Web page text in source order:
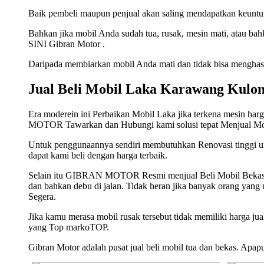
Baik pembeli maupun penjual akan saling mendapatkan
Bahkan jika mobil Anda sudah tua, rusak, mesin mati, atau
SINI Gibran Motor .
Daripada membiarkan mobil Anda mati dan tidak bisa
Jual Beli Mobil Laka Karawang
Era moderein ini Perbaikan Mobil Laka jika terkena mesin
MOTOR Tawarkan dan Hubungi kami solusi tepat Menjual
Untuk penggunaannya sendiri membutuhkan Renovasi
dapat kami beli dengan harga terbaik.
Selain itu GIBRAN MOTOR Resmi menjual Beli Mobil
dan bahkan debu di jalan. Tidak heran jika banyak orang
Segera.
Jika kamu merasa mobil rusak tersebut tidak memiliki harga
yang Top markoTOP.
Gibran Motor adalah pusat jual beli mobil tua dan bekas.